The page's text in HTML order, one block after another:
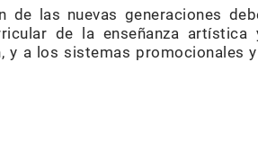
las nuevas generaciones
de la enseñanza artística
y a los sistemas promocionales